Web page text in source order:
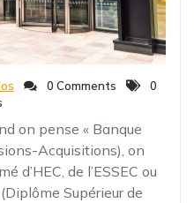
0 Comments
0
on pense « Banque
Acquisitions), on
d’HEC, de l’ESSEC ou
Supérieur de